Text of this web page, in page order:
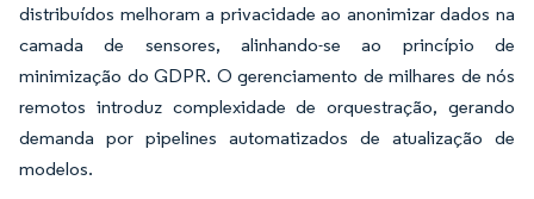
distribuídos melhoram a privacidade ao anonimizar dados na
camada de sensores, alinhando-se ao princípio de
minimização do GDPR. O gerenciamento de milhares de nós
remotos introduz complexidade de orquestração, gerando
demanda por pipelines automatizados de atualização de
modelos.